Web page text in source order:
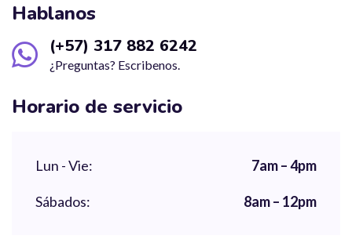
Hablanos
(+57) 317 882 6242
¿Preguntas? Escribenos.
Horario de servicio
Lun - Vie: 7am – 4pm
Sábados: 8am – 12pm